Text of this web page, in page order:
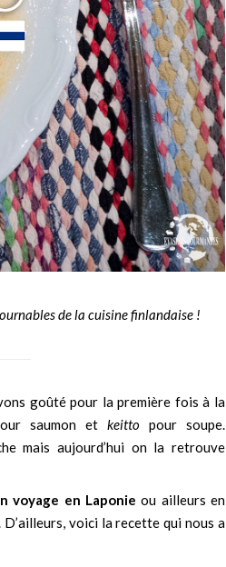
de la cuisine finlandaise !
goûté pour la première fois à la
saumon etkeitto pour soupe.
mais aujourd’hui on la retrouve
voyage en Laponie ou ailleurs en
voici la recette qui nous a